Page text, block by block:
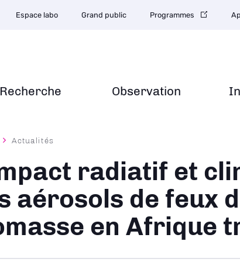
Recherche Observation
Espace labo Grand public Programmes
Actualités
radiatif et
aérosols de feux
en Afrique